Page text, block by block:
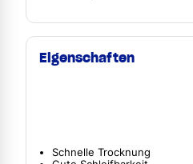
Eigenschaften
Schnelle Trocknung